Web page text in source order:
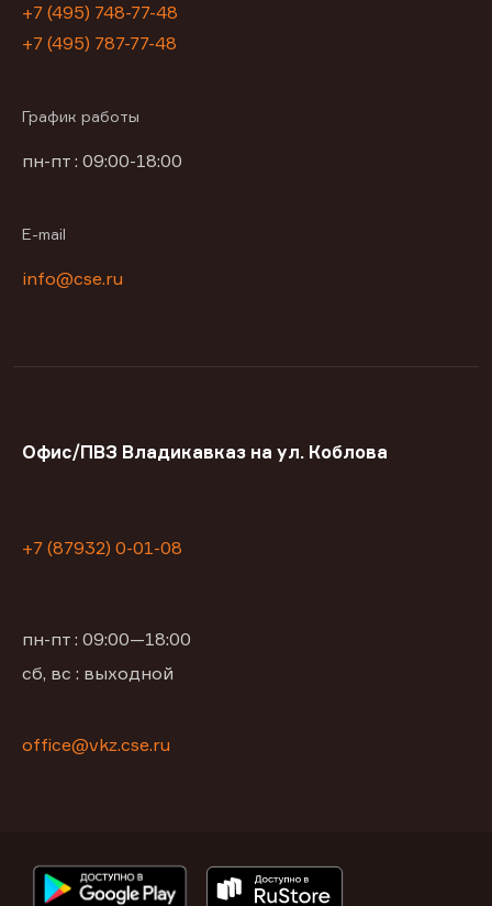
+7 (495) 748-77-48
+7 (495) 787-77-48
График работы
пн-пт : 09:00-18:00
E-mail
info@cse.ru
Офис/ПВЗ Владикавказ на ул. Коблова
+7 (87932) 0-01-08
пн-пт : 09:00—18:00
сб, вс : выходной
office@vkz.cse.ru